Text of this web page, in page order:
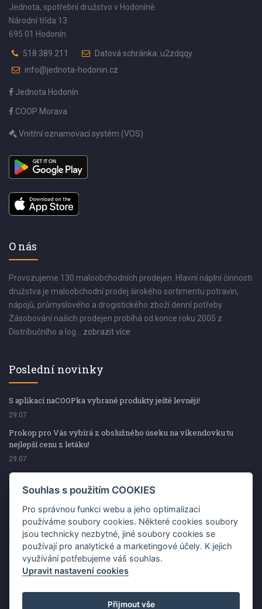
Jednota, spotřební družstvo v Hodoníně
Národní třída 13
695 01 Hodonín
518 389 211
Datová schránka: u2zdqqy
info@jednota-hodonin.cz
Jednota Hodonín
COOP Morava
Vnitřní oznamovací systém (VOS)
O nás
Provozujeme 130 maloobchodních prodejen. Hlavní náplní činnosti
družstva je maloobchodní prodej širokého sortimentu potravin,
nápojů, průmyslového a drogistického zboží denní potřeby.
Zásobování našich prodejen probíhá od konce roku 2005 z
Distribučního a log... zobrazit více
Poslední novinky
S aplikací naCOOPka vybrané produkty ještě levněji!
29.07
Prokop pro Vás vybírá z obslužného úseku na víkendovku tu
nejlepší cenu z letáku!
29.07
Prokop pro Vás vybírá z obslužného úseku na víkendovku tu
nejlepší cenu z letáku!
Kup špekáčky od Váhaly a vyhraj s naCOOPkou sekerku Fiskars
29.07
Prokop pro Vás vybírá na víkendovku ty nejlepší ceny z letáku!
29.07
Souhlas s použitím COOKIES
Pro správnou funkci webu a jeho optimalizaci
používáme soubory cookies. Některé cookies soubory
jsou technicky nezbytné, jiné soubory cookies se
používají pro analytické a marketingové účely. K jejich
využívání potřebujeme váš souhlas.
Upravit nastavení cookies
Přijmout vše